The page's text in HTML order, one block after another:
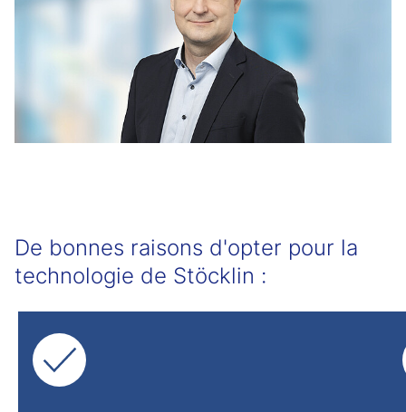
De bonnes raisons d'opter pour la
technologie de Stöcklin :